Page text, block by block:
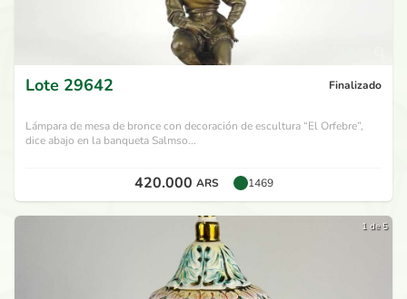
Lote 29642 Finalizado
Lámpara de mesa de bronce con decoración de escultura “El Orfebre”,
dice abajo en la banqueta Salmso...
420.000 ARS 1469
1 de 5